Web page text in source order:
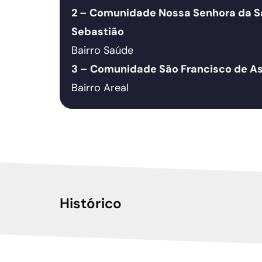
2 – Comunidade Nossa Senhora da
Sebastião
Bairro Saúde
3 – Comunidade São Francisco de
Bairro Areal
Histórico